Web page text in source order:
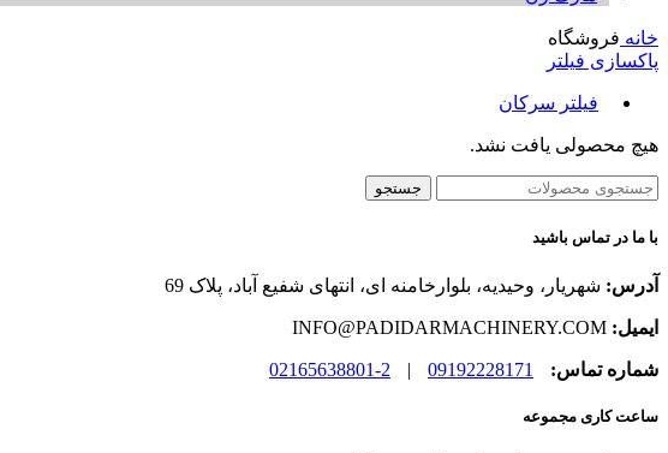
خانه فروشگاه
پاکسازی فیلتر
فیلتر سرکان
هیچ محصولی یافت نشد.
جستجو
با ما در تماس باشید
آدرس: شهریار، وحیدیه، بلوارخامنه ای، انتهای شفیع آباد، پلاک 69
ایمیل:
شماره تماس: 09192228171
|
2-02165638801
ساعت کاری مجموعه